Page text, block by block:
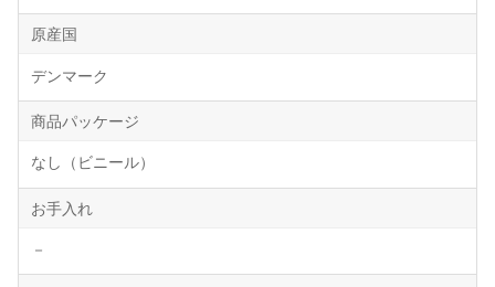
原産国
デンマーク
商品パッケージ
なし（ビニール）
お手入れ
－